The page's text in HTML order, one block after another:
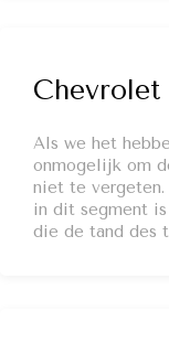
Als we het
onmogelijk om
niet te vergeten.
in dit segment
die de tand des